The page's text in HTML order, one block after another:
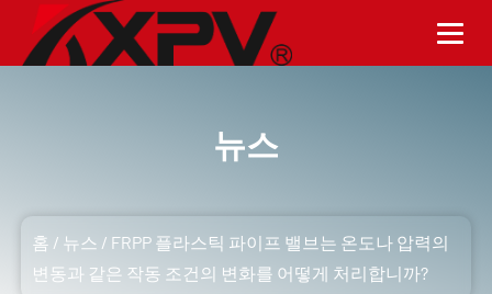
뉴스
홈 / 뉴스 / FRPP 플라스틱 파이프 밸브는 온도나 압력의
변동과 같은 작동 조건의 변화를 어떻게 처리합니까?